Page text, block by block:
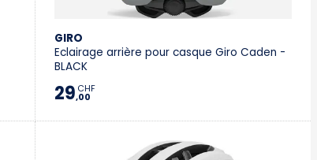
GIRO
Eclairage arrière pour casque Giro Caden -
BLACK
29,00
CHF